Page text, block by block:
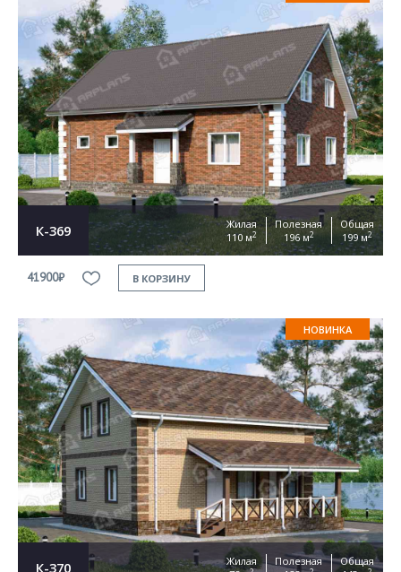
К-369
Жилая
110 м2
Полезная
196 м2
Общая
199 м2
41900₽ В КОРЗИНУ
НОВИНКА
К-370
Жилая
Полезная
Общая